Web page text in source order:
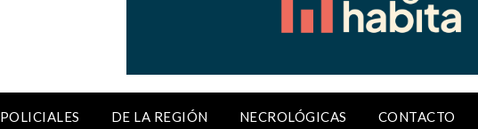
POLICIALES DE LA REGIÓN NECROLÓGICAS CONTACTO